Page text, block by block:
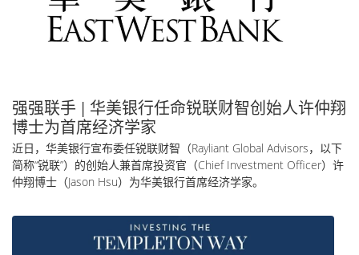
强强联手 | 华美银行任命锐联财智创始人许仲翔
博士为首席经济学家
近日，华美银行宣布委任锐联财智（Rayliant Global Advisors，以下
简称“锐联”）的创始人兼首席投资官（Chief Investment Officer）许
仲翔博士（Jason Hsu）为华美银行首席经济学家。